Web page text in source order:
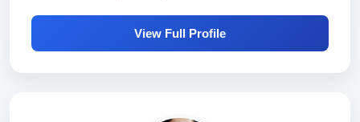
View Full Profile